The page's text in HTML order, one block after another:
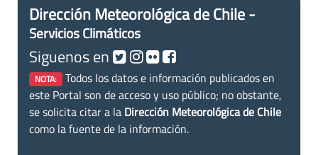
Dirección Meteorológica de Chile -
Servicios Climáticos
Siguenos en
NOTA: Todos los datos e información publicados en
este Portal son de acceso y uso público; no obstante,
se solicita citar a la Dirección Meteorológica de Chile
como la fuente de la información.